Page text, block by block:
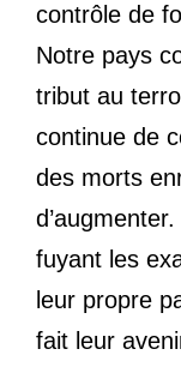
contrôle de
Notre pays
tribut au
continue de
des morts
fuyant les
leur propre
fait leur